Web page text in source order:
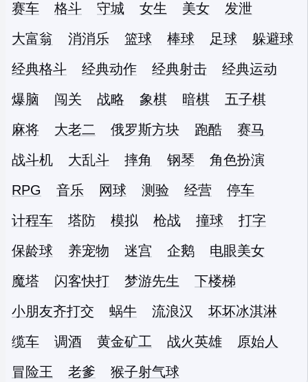
赛车 格斗 守城 女生 美女
发泄
大富翁
消消乐 篮球 棒球 足球
躲避球
经典格斗
经典动作 经典射击
经典运动
爆脑
闯关 战略 象棋 暗棋
五子棋
麻将
大老二 俄罗斯方块 跑酷
赛马
战斗机
大乱斗 摔角 钢琴
角色扮演
RPG
音乐 网球 测验 经营
停车
计程车
塔防 模拟 枪战 撞球
打字
保龄球
养宠物 迷宫 企鹅
电眼美女
魔塔
闪客快打 梦游先生
下楼梯
小朋友齐打交
蜗牛 流浪汉
坏坏冰淇淋
缆车
调酒 黄金矿工 战火英雄
原始人
冒险王
老爹 猴子射气球